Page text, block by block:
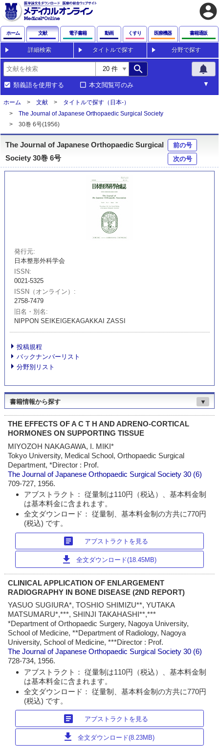
account_circle
ホーム 文献 電子書籍 動画 くすり 医療機器 書籍通販
詳細検索 タイトルで探す 分野で探す
search notifications
類義語を使用する 本文閲覧可のみ
ホーム 文献
タイトルで探す（日本-）
The Journal of Japanese Orthopaedic Surgical Society
30巻 6号(1956)
The Journal of Japanese Orthopaedic Surgical
Society 30巻 6号
前の号
次の号
発行元
日本整形外科学会
ISSN
0021-5325
ISSN（オンライン）
2758-7479
旧名・別名
NIPPON SEIKEIGEKAGAKKAI ZASSI
投稿規程
バックナンバーリスト
分野別リスト
書籍情報から探す ▼
THE EFFECTS OF A C T H AND ADRENO-CORTICAL
HORMONES ON SUPPORTING TISSUE
MIYOZOH NAKAGAWA, I. MIKI*
Tokyo University, Medical School, Orthopaedic Surgical
Department, *Director : Prof.
The Journal of Japanese Orthopaedic Surgical Society 30 (6)
709-727, 1956.
アブストラクト： 従量制は110円（税込）、基本料金制
は基本料金に含まれます。
全文ダウンロード： 従量制、基本料金制の方共に770円
(税込) です。
article アブストラクトを見る
download 全文ダウンロード(18.45MB)
CLINICAL APPLICATION OF ENLARGEMENT
RADIOGRAPHY IN BONE DISEASE (2ND REPORT)
YASUO SUGIURA*, TOSHIO SHIMIZU**, YUTAKA
MATSUMARU*,***, SHINJI TAKAHASHI**,***
*Department of Orthopaedic Surgery, Nagoya University,
School of Medicine, **Department of Radiology, Nagoya
University, School of Medicine, ***Director : Prof.
The Journal of Japanese Orthopaedic Surgical Society 30 (6)
728-734, 1956.
アブストラクト： 従量制は110円（税込）、基本料金制
は基本料金に含まれます。
全文ダウンロード： 従量制、基本料金制の方共に770円
(税込) です。
article アブストラクトを見る
download 全文ダウンロード(8.23MB)